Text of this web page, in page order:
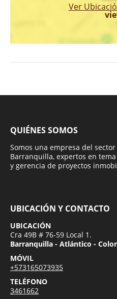
Ver
QUIÉNES SOMOS
Somos una empresa del
Barranquilla, expertos en
y gerencia de proyectos
UBICACIÓN Y CONTACTO
UBICACIÓN
Cra 49B # 76-59 Local 1.
Barranquilla - Atlántico -
MÓVIL
+573165073935
TELÉFONO
3461662